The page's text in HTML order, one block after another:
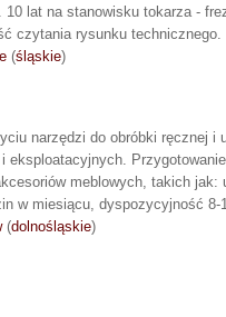
lat na stanowisku tokarza -
czytania rysunku technicznego.
(śląskie)
narzędzi do obróbki ręcznej i
eksploatacyjnych.
meblowych, takich jak:
w miesiącu, dyspozycyjność 8-
(dolnośląskie)